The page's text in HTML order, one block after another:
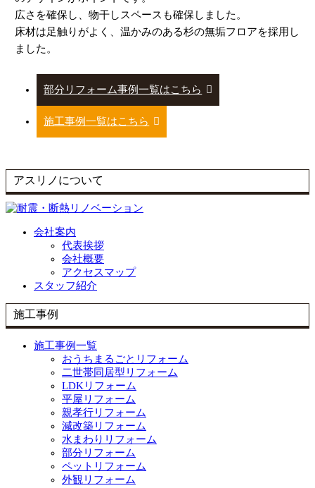
広さを確保し、物干しスペースも確保しました。
床材は足触りがよく、温かみのある杉の無垢フロアを採用し
ました。
部分リフォーム事例一覧はこちら
施工事例一覧はこちら
アスリノについて
会社案内
代表挨拶
会社概要
アクセスマップ
スタッフ紹介
施工事例
施工事例一覧
おうちまるごとリフォーム
二世帯同居型リフォーム
LDKリフォーム
平屋リフォーム
親孝行リフォーム
減改築リフォーム
水まわりリフォーム
部分リフォーム
ペットリフォーム
外観リフォーム